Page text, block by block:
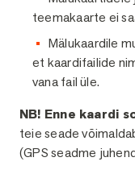
teemakaarte ei
Mälukaardile
et kaardifailide
vana fail üle.
NB! Enne kaardi
teie seade
(GPS seadme